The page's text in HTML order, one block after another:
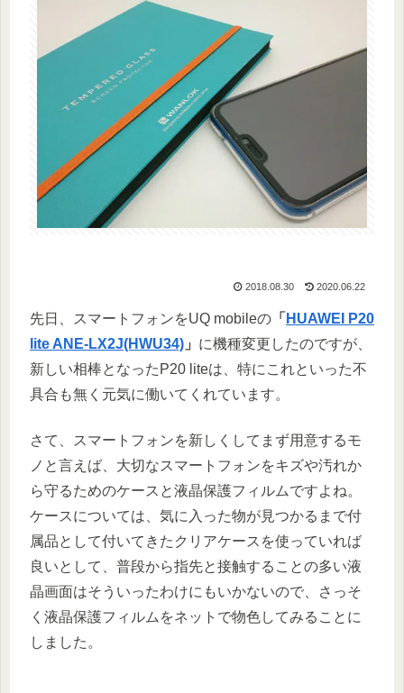
2018.08.30 2020.06.22
先日、スマートフォンをUQ mobileの 「 HUAWEI P20
lite ANE-LX2J(HWU34) 」 に機種変更したのですが、
新しい相棒となったP20 liteは、特にこれといった不
具合も無く元気に働いてくれています。
さて、スマートフォンを新しくしてまず用意するモ
ノと言えば、大切なスマートフォンをキズや汚れか
ら守るためのケースと液晶保護フィルムですよね。
ケースについては、気に入った物が見つかるまで付
属品として付いてきたクリアケースを使っていれば
良いとして、普段から指先と接触することの多い液
晶画面はそういったわけにもいかないので、さっそ
く液晶保護フィルムをネットで物色してみることに
しました。